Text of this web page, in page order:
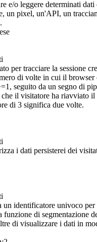
e/o leggere determinati
un pixel, un'API, un
per tracciare la sessione
di volte in cui il browser
seguito da un segno di
il visitatore ha riavviato il
di 3 significa due volte.
i dati persisterei dei
un identificatore univoco
funzione di segmentazione
di visualizzare i dati in